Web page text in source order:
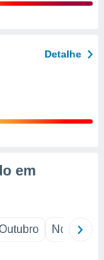
Detalhe
em
Novembro